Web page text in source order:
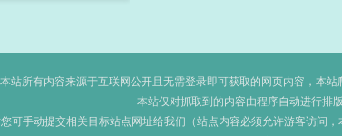
本站所有内容来源于互联网公开且无需登录即可获取的网页内容，本
本站仅对抓取到的内容由程序自动进行排
可手动提交相关目标站点网址给我们（站点内容必须允许游客访问